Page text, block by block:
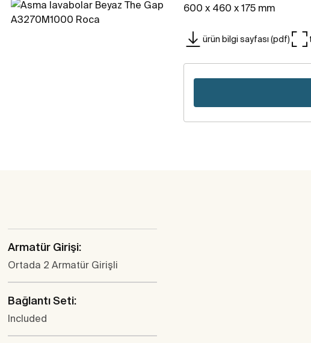
600 x 460 x 175 mm
ürün bilgi sayfası (pdf)
Armatür Girişi:
Ortada 2 Armatür Girişli
Bağlantı Seti:
Included